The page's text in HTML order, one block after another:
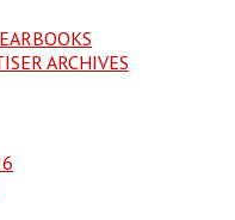
ARCHIVES